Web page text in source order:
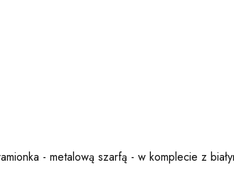
- metalową szarfą - w komplecie z